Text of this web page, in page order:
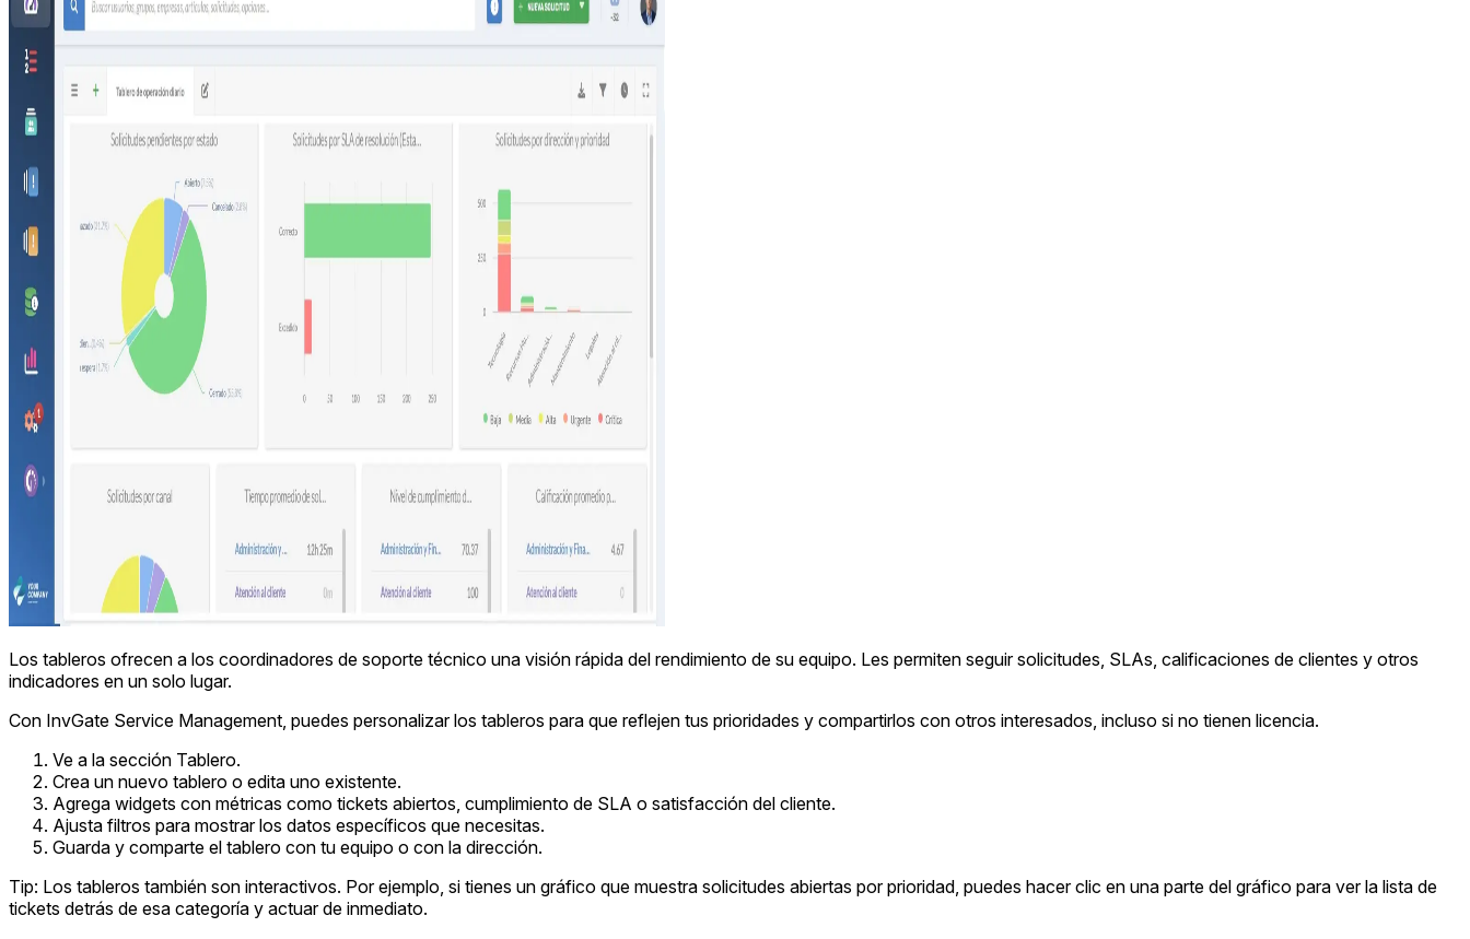
Los tableros ofrecen a los coordinadores de soporte técnico una visión rápida del rendimiento de su equipo. Les permiten seguir solicitudes, SLAs, calificaciones de clientes y otros
indicadores en un solo lugar.
Con InvGate Service Management, puedes personalizar los tableros para que reflejen tus prioridades y compartirlos con otros interesados, incluso si no tienen licencia.
Ve a la sección Tablero.
Crea un nuevo tablero o edita uno existente.
Agrega widgets con métricas como tickets abiertos, cumplimiento de SLA o satisfacción del cliente.
Ajusta filtros para mostrar los datos específicos que necesitas.
Guarda y comparte el tablero con tu equipo o con la dirección.
Tip: Los tableros también son interactivos. Por ejemplo, si tienes un gráfico que muestra solicitudes abiertas por prioridad, puedes hacer clic en una parte del gráfico para ver la lista de
tickets detrás de esa categoría y actuar de inmediato.